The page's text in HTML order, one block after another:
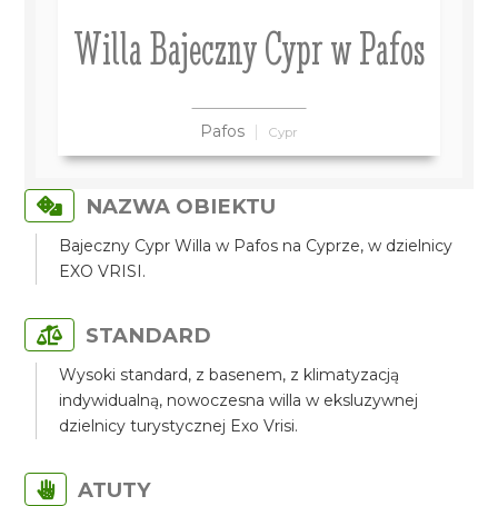
Willa Bajeczny Cypr w Pafos
Pafos Cypr
NAZWA OBIEKTU
Bajeczny Cypr Willa w Pafos na Cyprze, w dzielnicy
EXO VRISI.
STANDARD
Wysoki standard, z basenem, z klimatyzacją
indywidualną, nowoczesna willa w eksluzywnej
dzielnicy turystycznej Exo Vrisi.
ATUTY